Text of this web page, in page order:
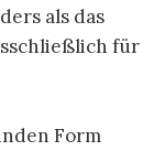
als das
für
Form